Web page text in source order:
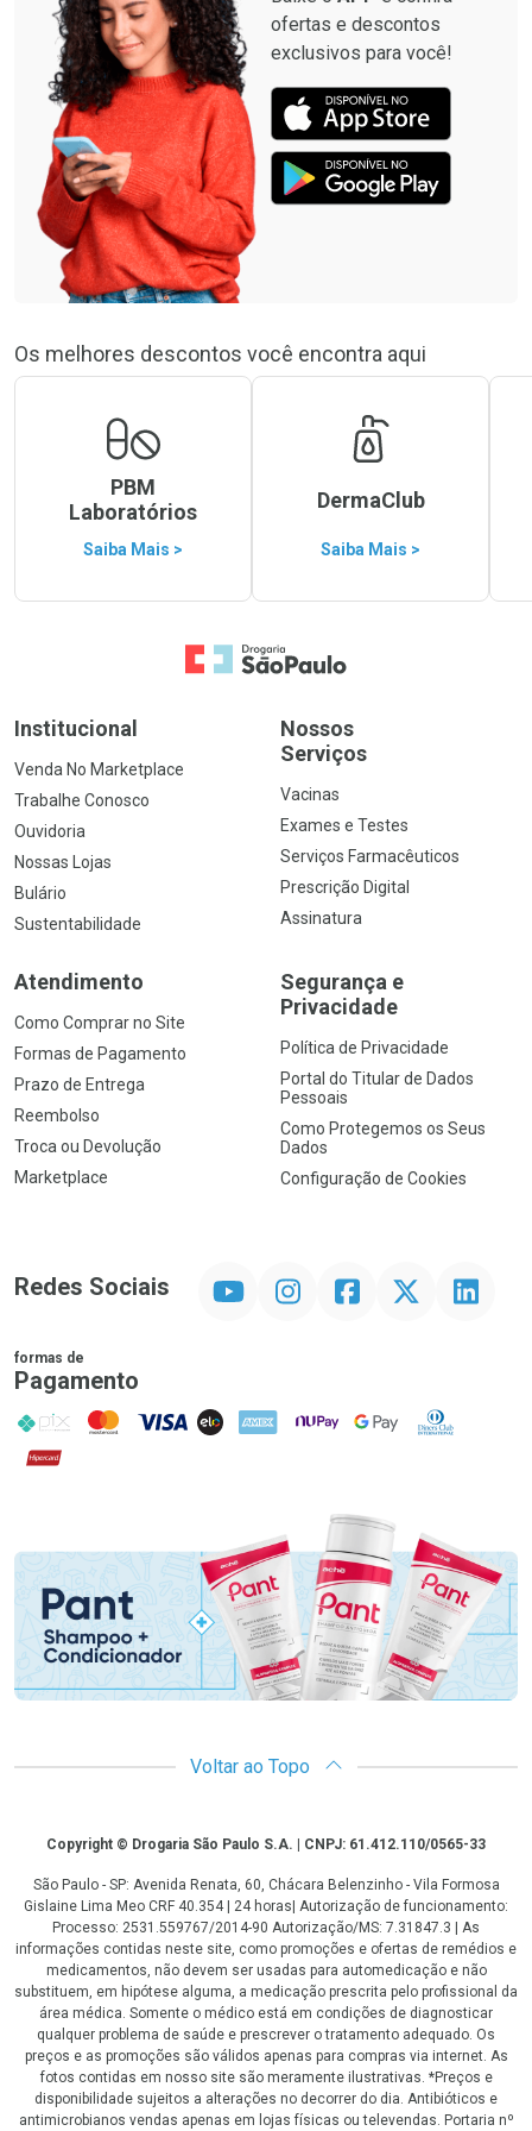
ofertas e descontos
exclusivos para você!
Os melhores descontos você encontra aqui
PBM
Laboratórios
Saiba Mais >
DermaClub
Saiba Mais >
Ir para a Home
Institucional
Venda No Marketplace
Trabalhe Conosco
Ouvidoria
Nossas Lojas
Bulário
Sustentabilidade
Nossos
Serviços
Vacinas
Exames e Testes
Serviços Farmacêuticos
Prescrição Digital
Assinatura
Atendimento
Como Comprar no Site
Formas de Pagamento
Prazo de Entrega
Reembolso
Troca ou Devolução
Marketplace
Segurança e
Privacidade
Política de Privacidade
Portal do Titular de Dados
Pessoais
Como Protegemos os Seus
Dados
Configuração de Cookies
Redes Sociais InstagramFacebookTwitter Linkedin
formas de
Pagamento
PIX MasterCard
VISA ELO AMEX NuPay Google PayDiners Club
Hipercard
Promoção em Destaque
Voltar ao Topo
CopyrightCopyright © Drogaria São Paulo S.A. | CNPJ: 61.412.110/0565-33
São Paulo - SP: Avenida Renata, 60, Chácara Belenzinho - Vila Formosa
Gislaine Lima Meo CRF 40.354 | 24 horas| Autorização de funcionamento:
Processo: 2531.559767/2014-90 Autorização/MS: 7.31847.3 | As
informações contidas neste site, como promoções e ofertas de remédios e
medicamentos, não devem ser usadas para automedicação e não
substituem, em hipótese alguma, a medicação prescrita pelo profissional da
área médica. Somente o médico está em condições de diagnosticar
qualquer problema de saúde e prescrever o tratamento adequado. Os
preços e as promoções são válidos apenas para compras via internet. As
fotos contidas em nosso site são meramente ilustrativas. *Preços e
disponibilidade sujeitos a alterações no decorrer do dia. Antibióticos e
antimicrobianos vendas apenas em lojas físicas ou televendas. Portaria nº